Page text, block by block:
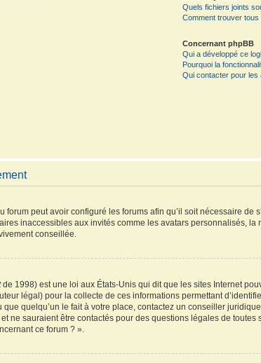
Quels fichiers joints
Comment trouver
Concernant phpBB
Qui a développé ce
Pourquoi la
Qui contacter pour les
forum peut avoir configuré les forums afin qu’il soit nécessaire
inaccessibles aux invités comme les avatars personnalisés, la
conseillée.
de 1998) est une loi aux États-Unis qui dit que les sites Internet
légal) pour la collecte de ces informations permettant
quelqu’un le fait à votre place, contactez un conseiller
ne sauraient être contactés pour des questions légales de
ce forum ? ».